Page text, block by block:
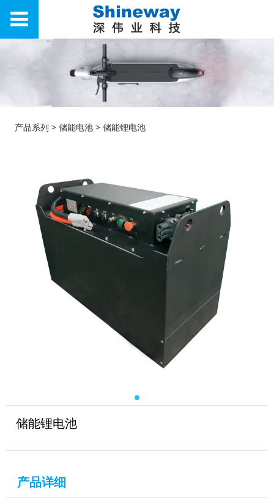
储能锂电池
产品系列 >储能电池 >储能锂电池
储能锂电池
产品详细